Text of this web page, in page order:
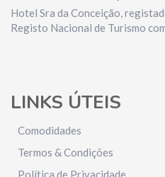
Hotel Sra da Conceição,
Registo Nacional de Turismo
LINKS ÚTEIS
Comodidades
Termos & Condições
Política de Privacidade